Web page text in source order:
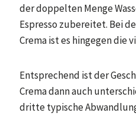
der doppelten Menge
Espresso zubereitet. Bei
Crema ist es hingegen die
Entsprechend ist der
Crema dann auch
dritte typische